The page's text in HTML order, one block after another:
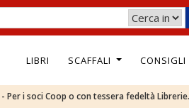
LIBRI SCAFFALI CONSIGLI
Per i soci Coop o con tessera fedeltà